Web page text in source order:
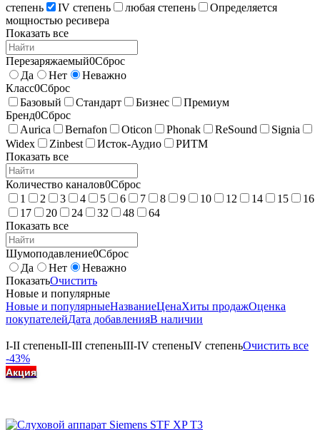
степень
IV степень любая степень
Определяется
мощностью ресивера
Показать все
Перезаряжаемый0Сброс
Да
Нет
Неважно
Класс0Сброс
Базовый
Стандарт Бизнес
Премиум
Бренд0Сброс
Aurica
Bernafon Oticon Phonak ReSound
Signia
Widex
Zinbest Исток-Аудио
РИТМ
Показать все
Количество каналов0Сброс
1
2 3 4 5 6 7 8 9 10 12 14 15
16
17
20 24 32 48
64
Показать все
Шумоподавление0Сброс
Да
Нет
Неважно
ПоказатьОчистить
Новые и популярные
Новые и популярныеНазваниеЦенаХиты продажОценка
покупателейДата добавленияВ наличии
I-II степеньII-III степеньIII-IV степеньIV степеньОчистить все
-43%
Акция